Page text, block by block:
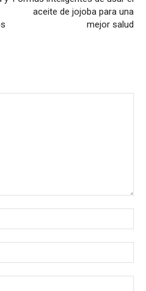
aceite de jojoba para una
mejor salud